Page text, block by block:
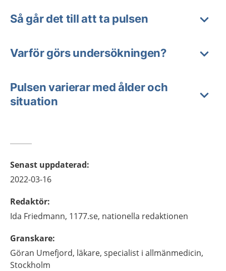
Så går det till att ta pulsen
Varför görs undersökningen?
Pulsen varierar med ålder och
situation
Senast uppdaterad:
2022-03-16
Redaktör:
Ida Friedmann, 1177.se, nationella redaktionen
Granskare:
Göran Umefjord, läkare, specialist i allmänmedicin,
Stockholm